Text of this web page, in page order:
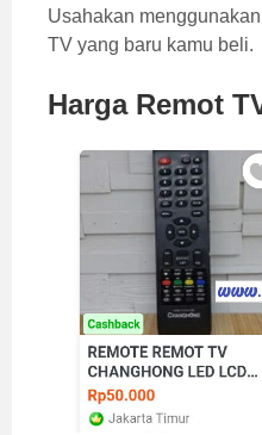
Usahakan
TV yang baru kamu beli.
Harga Remot